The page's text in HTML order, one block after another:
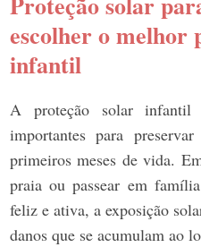
escolher o
infantil
A proteção solar
importantes para
primeiros meses de vida.
praia ou passear em
feliz e ativa, a exposição
danos que se acumulam ao